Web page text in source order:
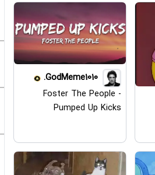
GodMeme1010.
Foster The People -
Pumped Up Kicks